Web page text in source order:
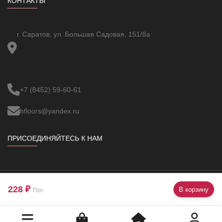
228 ₽ Пог. В корзину
г. Саратов, ул. Большая Садовая, 151/8а
+7 (8452) 59-60-61
hfloors@yandex.ru
ПРИСОЕДИНЯЙТЕСЬ К НАМ
Copyright © All Rights Reserved.